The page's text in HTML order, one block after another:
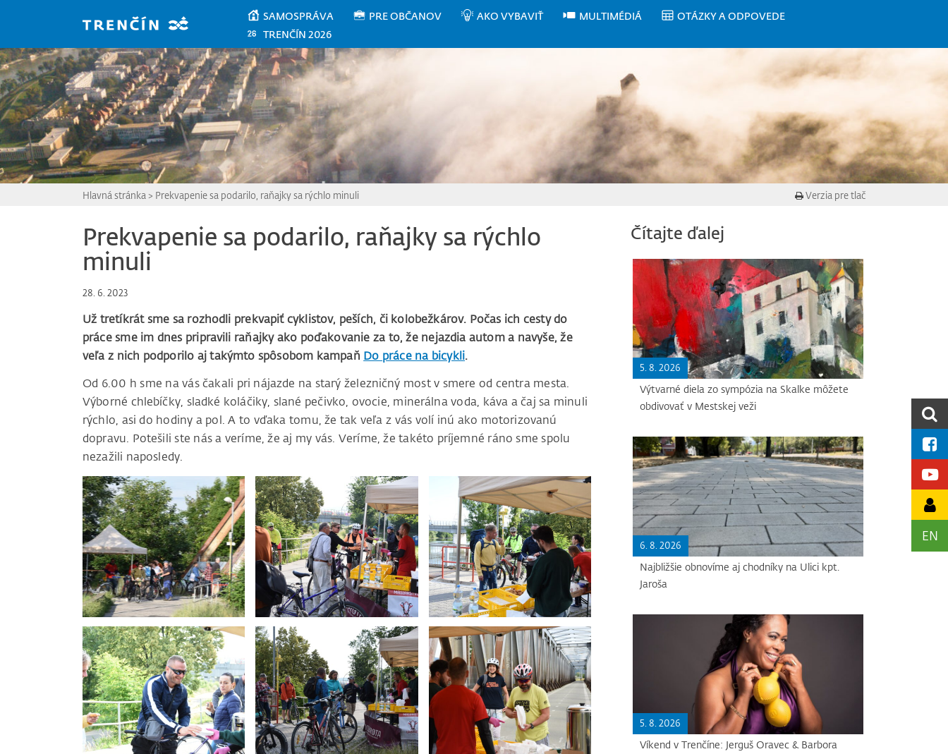
SAMOSPRÁVA PRE OBČANOV AKO VYBAVIŤ MULTIMÉDIÁ
OTÁZKY A ODPOVEDE
TRENČÍN 2026
EN
Hlavná stránka > Prekvapenie sa podarilo, raňajky sa rýchlo minuli Verzia pre tlač
Prekvapenie sa podarilo, raňajky sa rýchlo
minuli
28. 6. 2023
Už tretíkrát sme sa rozhodli prekvapiť cyklistov, peších, či kolobežkárov. Počas ich cesty do
práce sme im dnes pripravili raňajky ako poďakovanie za to, že nejazdia autom a navyše, že
veľa z nich podporilo aj takýmto spôsobom kampaň Do práce na bicykli.
Od 6.00 h sme na vás čakali pri nájazde na starý železničný most v smere od centra mesta.
Výborné chlebíčky, sladké koláčiky, slané pečivko, ovocie, minerálna voda, káva a čaj sa minuli
rýchlo, asi do hodiny a pol. A to vďaka tomu, že tak veľa z vás volí inú ako motorizovanú
dopravu. Potešili ste nás a veríme, že aj my vás. Veríme, že takéto príjemné ráno sme spolu
nezažili naposledy.
Čítajte ďalej
5. 8. 2026
Výtvarné diela zo sympózia na Skalke môžete
obdivovať v Mestskej veži
6. 8. 2026
Najbližšie obnovíme aj chodníky na Ulici kpt.
Jaroša
5. 8. 2026
Víkend v Trenčíne: Jerguš Oravec & Barbora